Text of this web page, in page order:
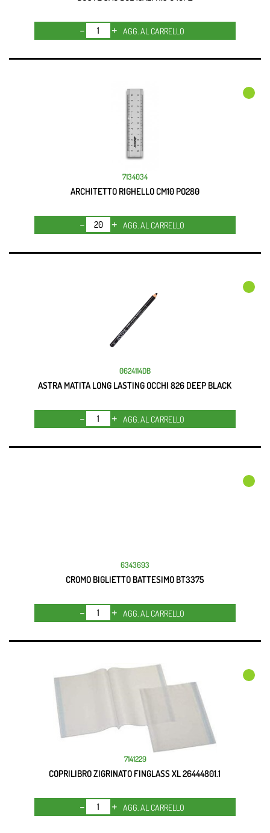
Quantità
AGG. AL CARRELLO
7134034
ARCHITETTO RIGHELLO CM10 PO280
Quantità
AGG. AL CARRELLO
0624114DB
ASTRA MATITA LONG LASTING OCCHI 826 DEEP BLACK
Quantità
AGG. AL CARRELLO
6343693
CROMO BIGLIETTO BATTESIMO BT3375
Quantità
AGG. AL CARRELLO
7141229
COPRILIBRO ZIGRINATO FINGLASS XL 26444801.1
Quantità
AGG. AL CARRELLO